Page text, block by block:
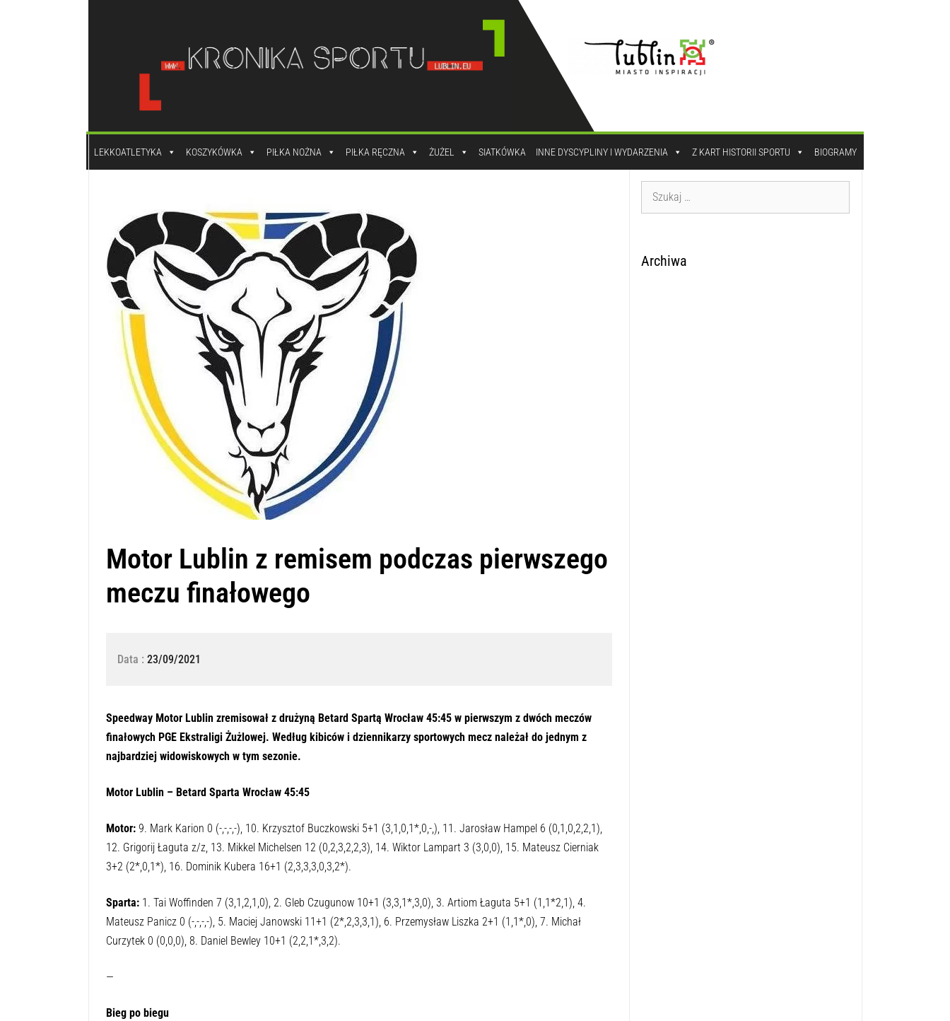
LEKKOATLETYKA KOSZYKÓWKA PIŁKA NOŻNA PIŁKA RĘCZNA ŻUŻEL SIATKÓWKA INNE DYSCYPLINY I WYDARZENIA Z KART HISTORII SPORTU BIOGRAMY
Motor Lublin z remisem podczas pierwszego
meczu finałowego
Data : 23/09/2021
Speedway Motor Lublin zremisował z drużyną Betard Spartą Wrocław 45:45 w pierwszym z dwóch meczów
finałowych PGE Ekstraligi Żużlowej. Według kibiców i dziennikarzy sportowych mecz należał do jednym z
najbardziej widowiskowych w tym sezonie.
Motor Lublin – Betard Sparta Wrocław 45:45
Motor: 9. Mark Karion 0 (-,-,-,-), 10. Krzysztof Buczkowski 5+1 (3,1,0,1*,0,-,), 11. Jarosław Hampel 6 (0,1,0,2,2,1),
12. Grigorij Łaguta z/z, 13. Mikkel Michelsen 12 (0,2,3,2,2,3), 14. Wiktor Lampart 3 (3,0,0), 15. Mateusz Cierniak
3+2 (2*,0,1*), 16. Dominik Kubera 16+1 (2,3,3,3,0,3,2*).
Sparta: 1. Tai Woffinden 7 (3,1,2,1,0), 2. Gleb Czugunow 10+1 (3,3,1*,3,0), 3. Artiom Łaguta 5+1 (1,1*2,1), 4.
Mateusz Panicz 0 (-,-,-,-), 5. Maciej Janowski 11+1 (2*,2,3,3,1), 6. Przemysław Liszka 2+1 (1,1*,0), 7. Michał
Curzytek 0 (0,0,0), 8. Daniel Bewley 10+1 (2,2,1*,3,2).
—
Bieg po biegu
Archiwa